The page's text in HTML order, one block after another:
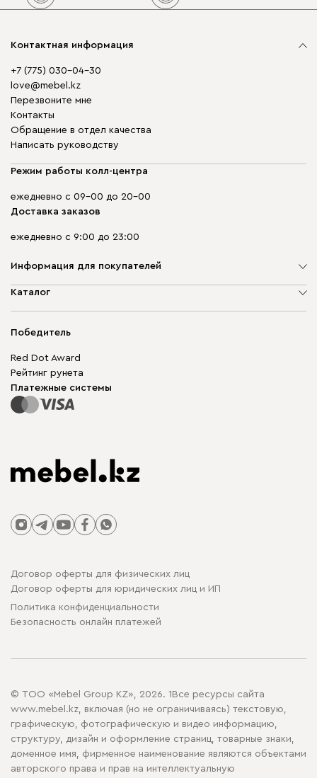
Контактная информация
+7 (775) 030-04-30
love@mebel.kz
Перезвоните мне
Контакты
Обращение в отдел качества
Написать руководству
Режим работы колл-центра
ежедневно с 09-00 до 20-00
Доставка заказов
ежедневно с 9:00 до 23:00
Информация для покупателей
О компании
Гарантия
Карта сайта
Каталог
Корпусная мебель
Модульная мебель
Столы и стулья
Победитель
Red Dot Award
Рейтинг рунета
Платежные системы
Договор оферты для физических лиц
Договор оферты для юридических лиц и ИП
Политика конфиденциальности
Безопасность онлайн платежей
© ТОО «Mebel Group KZ», 2026. 1Все ресурсы сайта
www.mebel.kz, включая (но не ограничиваясь) текстовую,
графическую, фотографическую и видео информацию,
структуру, дизайн и оформление страниц, товарные знаки,
доменное имя, фирменное наименование являются объектами
авторского права и прав на интеллектуальную